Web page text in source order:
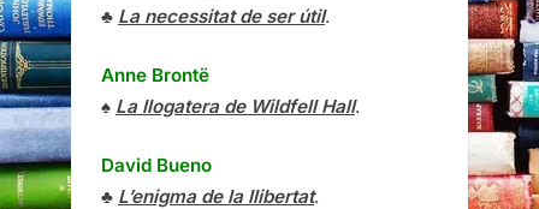
♣ La necessitat de ser útil.
Anne Brontë
♠ La llogatera de Wildfell Hall.
David Bueno
♣ L’enigma de la llibertat.